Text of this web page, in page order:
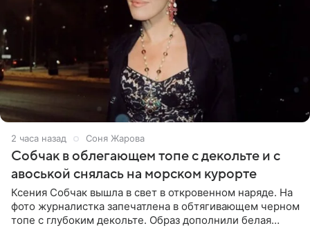
2 часа назад Соня Жарова
Собчак в облегающем топе с декольте и с
авоськой снялась на морском курорте
Ксения Собчак вышла в свет в откровенном наряде. На
фото журналистка запечатлена в обтягивающем черном
топе с глубоким декольте. Образ дополнили белая